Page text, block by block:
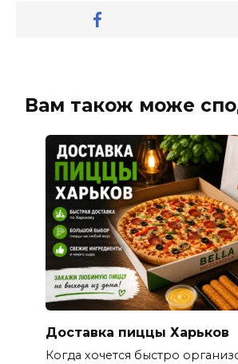
Вам також може
Доставка пиццы Харьков
Когда хочется быстро